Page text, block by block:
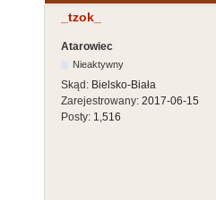
_tzok_
Atarowiec
Nieaktywny
Skąd: Bielsko-Biała
Zarejestrowany: 2017-06-15
Posty: 1,516